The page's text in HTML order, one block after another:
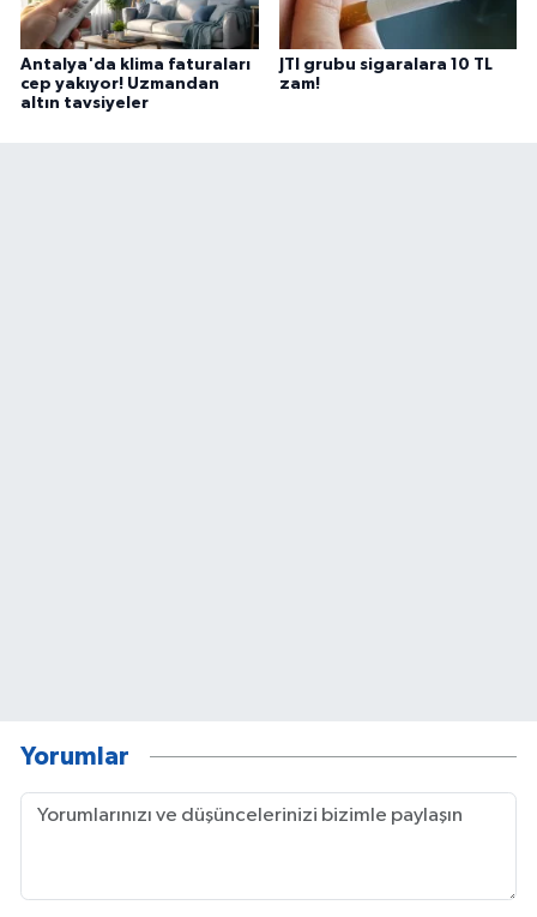
Antalya'da klima faturaları
cep yakıyor! Uzmandan
altın tavsiyeler
JTI grubu sigaralara 10 TL
zam!
Yorumlar